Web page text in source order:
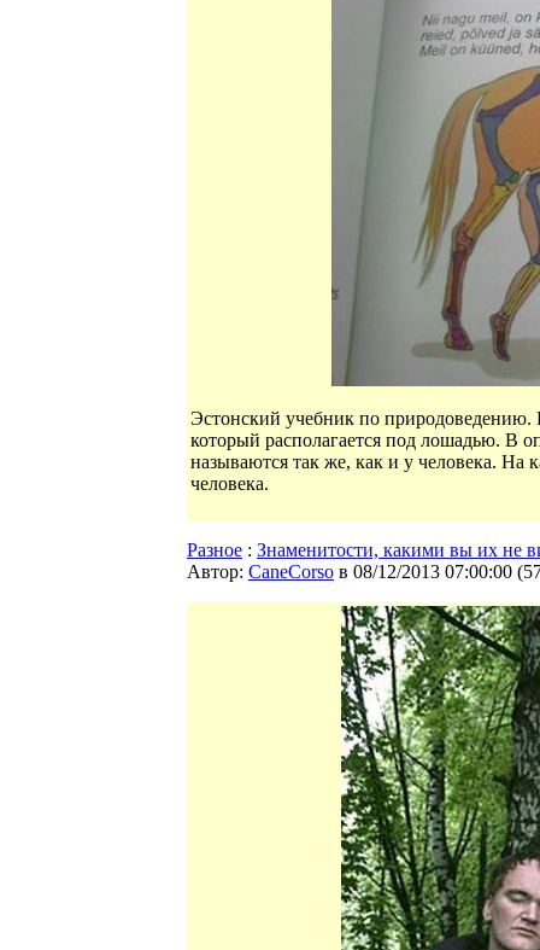
Эстонский учебник по природоведению.
который располагается под лошадью. В
называются так же, как и у человека.
человека.
Разное : Знаменитости, какими вы их не
Автор: CaneCorso в 08/12/2013 07:00:00 (